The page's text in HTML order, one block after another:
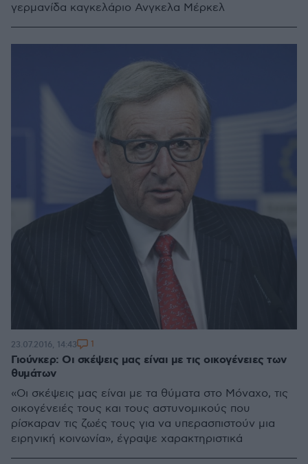
γερμανίδα καγκελάριο Ανγκελα Μέρκελ
Γιούνκερ: Οι σκέψεις μας είναι με τις οικογένειες των
θυμάτων
«Οι σκέψεις μας είναι με τα θύματα στο Μόναχο, τις
οικογένειές τους και τους αστυνομικούς που
ρίσκαραν τις ζωές τους για να υπερασπιστούν μια
ειρηνική κοινωνία», έγραψε χαρακτηριστικά
23.07.2016, 14:43 1